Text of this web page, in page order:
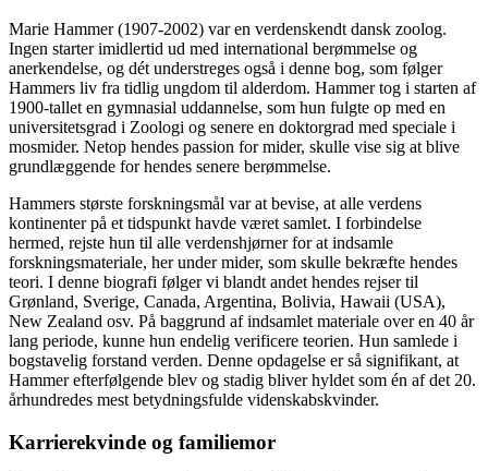
Marie Hammer (1907-2002) var en verdenskendt dansk zoolog.
Ingen starter imidlertid ud med international berømmelse og
anerkendelse, og dét understreges også i denne bog, som følger
Hammers liv fra tidlig ungdom til alderdom. Hammer tog i starten af
1900-tallet en gymnasial uddannelse, som hun fulgte op med en
universitetsgrad i Zoologi og senere en doktorgrad med speciale i
mosmider. Netop hendes passion for mider, skulle vise sig at blive
grundlæggende for hendes senere berømmelse.
Hammers største forskningsmål var at bevise, at alle verdens
kontinenter på et tidspunkt havde været samlet. I forbindelse
hermed, rejste hun til alle verdenshjørner for at indsamle
forskningsmateriale, her under mider, som skulle bekræfte hendes
teori. I denne biografi følger vi blandt andet hendes rejser til
Grønland, Sverige, Canada, Argentina, Bolivia, Hawaii (USA),
New Zealand osv. På baggrund af indsamlet materiale over en 40 år
lang periode, kunne hun endelig verificere teorien. Hun samlede i
bogstavelig forstand verden. Denne opdagelse er så signifikant, at
Hammer efterfølgende blev og stadig bliver hyldet som én af det 20.
århundredes mest betydningsfulde videnskabskvinder.
Karrierekvinde og familiemor